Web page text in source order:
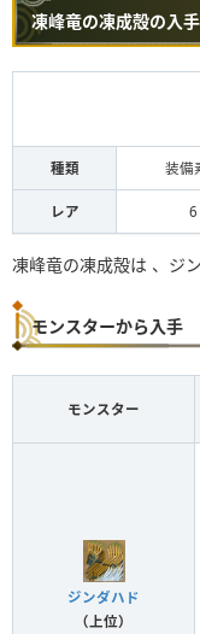
凍峰竜の凍成殻の入
種類 装備
レア 6
凍峰竜の凍成殻は 、ジ
モンスターから入手
モンスター
ジンダハド
（上位）